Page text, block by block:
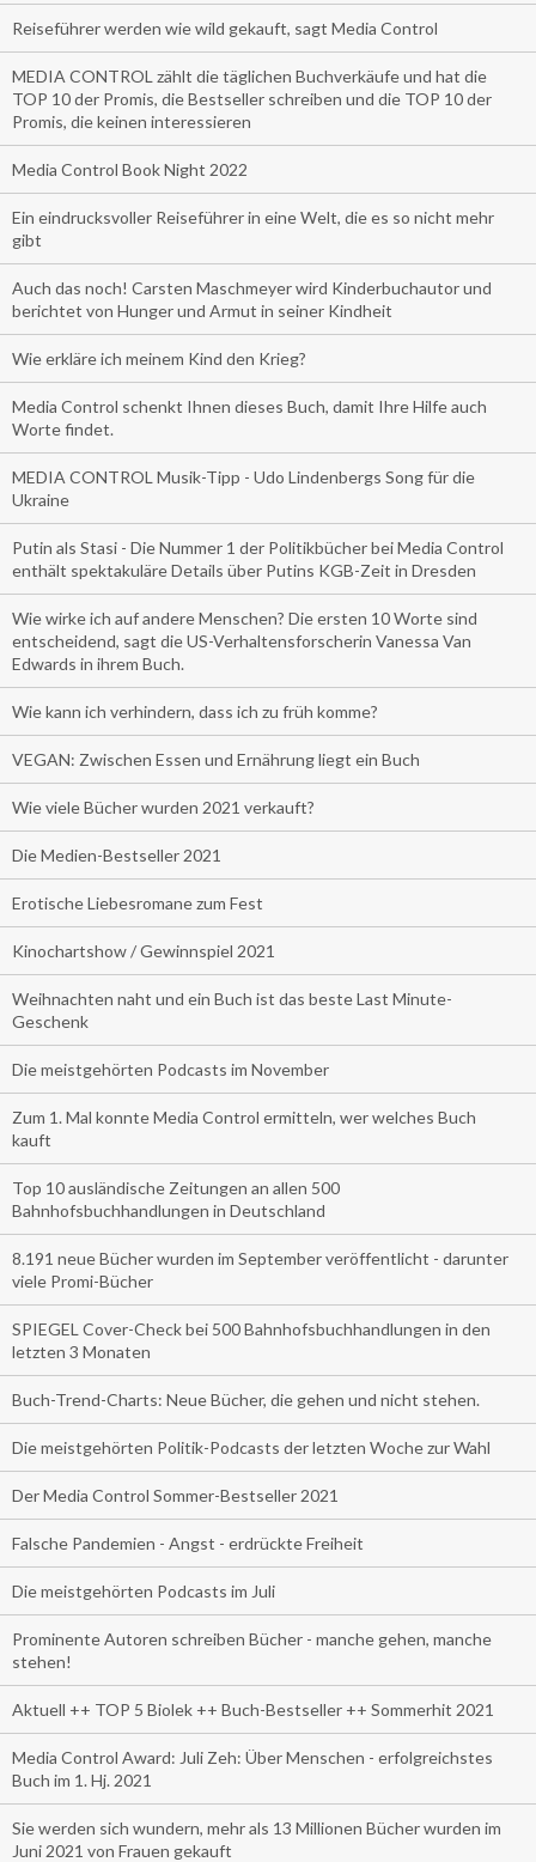
Reiseführer werden wie wild gekauft, sagt Media Control
MEDIA CONTROL zählt die täglichen Buchverkäufe und hat die
TOP 10 der Promis, die Bestseller schreiben und die TOP 10 der
Promis, die keinen interessieren
Media Control Book Night 2022
Ein eindrucksvoller Reiseführer in eine Welt, die es so nicht mehr
gibt
Auch das noch! Carsten Maschmeyer wird Kinderbuchautor und
berichtet von Hunger und Armut in seiner Kindheit
Wie erkläre ich meinem Kind den Krieg?
Media Control schenkt Ihnen dieses Buch, damit Ihre Hilfe auch
Worte findet.
MEDIA CONTROL Musik-Tipp - Udo Lindenbergs Song für die
Ukraine
Putin als Stasi - Die Nummer 1 der Politikbücher bei Media Control
enthält spektakuläre Details über Putins KGB-Zeit in Dresden
Wie wirke ich auf andere Menschen? Die ersten 10 Worte sind
entscheidend, sagt die US-Verhaltensforscherin Vanessa Van
Edwards in ihrem Buch.
Wie kann ich verhindern, dass ich zu früh komme?
VEGAN: Zwischen Essen und Ernährung liegt ein Buch
Wie viele Bücher wurden 2021 verkauft?
Die Medien-Bestseller 2021
Erotische Liebesromane zum Fest
Kinochartshow / Gewinnspiel 2021
Weihnachten naht und ein Buch ist das beste Last Minute-
Geschenk
Die meistgehörten Podcasts im November
Zum 1. Mal konnte Media Control ermitteln, wer welches Buch
kauft
Top 10 ausländische Zeitungen an allen 500
Bahnhofsbuchhandlungen in Deutschland
8.191 neue Bücher wurden im September veröffentlicht - darunter
viele Promi-Bücher
SPIEGEL Cover-Check bei 500 Bahnhofsbuchhandlungen in den
letzten 3 Monaten
Buch-Trend-Charts: Neue Bücher, die gehen und nicht stehen.
Die meistgehörten Politik-Podcasts der letzten Woche zur Wahl
Der Media Control Sommer-Bestseller 2021
Falsche Pandemien - Angst - erdrückte Freiheit
Die meistgehörten Podcasts im Juli
Prominente Autoren schreiben Bücher - manche gehen, manche
stehen!
Aktuell ++ TOP 5 Biolek ++ Buch-Bestseller ++ Sommerhit 2021
Media Control Award: Juli Zeh: Über Menschen - erfolgreichstes
Buch im 1. Hj. 2021
Sie werden sich wundern, mehr als 13 Millionen Bücher wurden im
Juni 2021 von Frauen gekauft